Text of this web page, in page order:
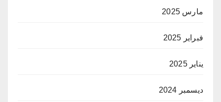
مارس 2025
فبراير 2025
يناير 2025
ديسمبر 2024